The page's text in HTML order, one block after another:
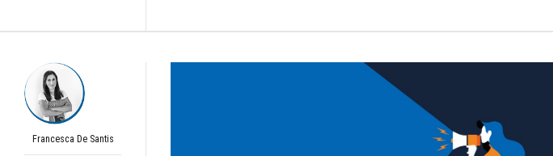
Francesca De Santis